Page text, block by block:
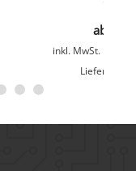
ab
inkl. MwSt.
Lieferzeit: